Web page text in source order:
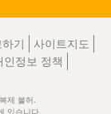
기
사이트지도
인정보 정책
제 불허.
있습니다.